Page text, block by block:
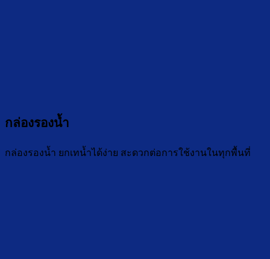
กล่องรองน้ำ
กล่องรองน้ำ ยกเทน้ำได้ง่าย สะดวกต่อการใช้งานในทุกพื้นที่